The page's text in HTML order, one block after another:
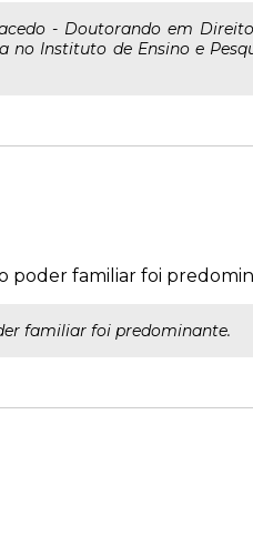
- Doutorando em
no Instituto de Ensino e
poder familiar foi
familiar foi predominante.